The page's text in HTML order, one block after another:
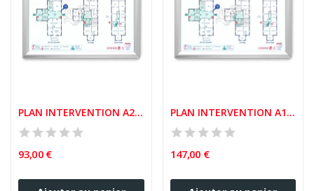
PLAN INTERVENTION A2 CADRE AMOVIBLE CLIC CLAC
93,00 €
PLAN INTERVENTION A1 CADRE AMOVIBLE CLIC CLAC
147,00 €